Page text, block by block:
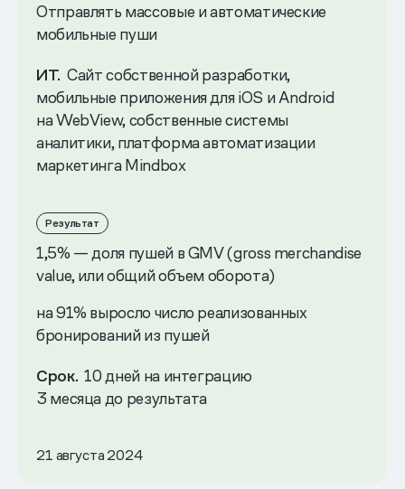
Отправлять массовые и автоматические
мобильные пуши
ИТ.Сайт собственной разработки,
мобильные приложения для iOS и Android
на WebView, собственные системы
аналитики, платформа автоматизации
маркетинга Mindbox
Результат
1,5% — доля пушей в GMV (gross merchandise
value, или общий объем оборота)
на 91% выросло число реализованных
бронирований из пушей
Срок.10 дней на интеграцию
3 месяца до результата
21 августа 2024